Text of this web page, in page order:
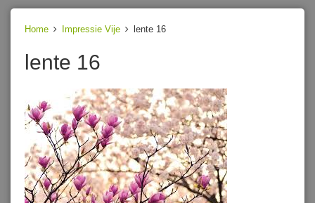
Home Impressie Vije lente 16
lente 16